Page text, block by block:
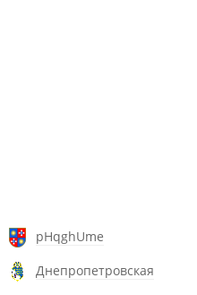
pHqghUme
Днепропетровская